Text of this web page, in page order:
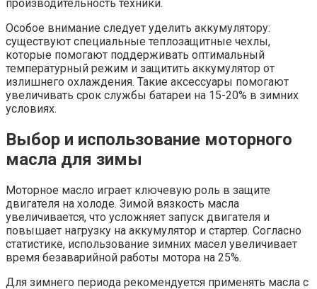
производительность техники.
Особое внимание следует уделить аккумулятору:
существуют специальные теплозащитные чехлы,
которые помогают поддерживать оптимальный
температурный режим и защитить аккумулятор от
излишнего охлаждения. Такие аксессуары помогают
увеличивать срок службы батареи на 15-20% в зимних
условиях.
Выбор и использование моторного
масла для зимы
Моторное масло играет ключевую роль в защите
двигателя на холоде. Зимой вязкость масла
увеличивается, что усложняет запуск двигателя и
повышает нагрузку на аккумулятор и стартер. Согласно
статистике, использование зимних масел увеличивает
время безаварийной работы мотора на 25%.
Для зимнего периода рекомендуется применять масла с